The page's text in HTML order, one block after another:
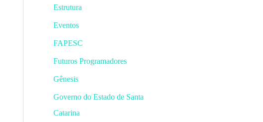
Estrutura
Eventos
FAPESC
Futuros Programadores
Gênesis
Governo do Estado de Santa
Catarina